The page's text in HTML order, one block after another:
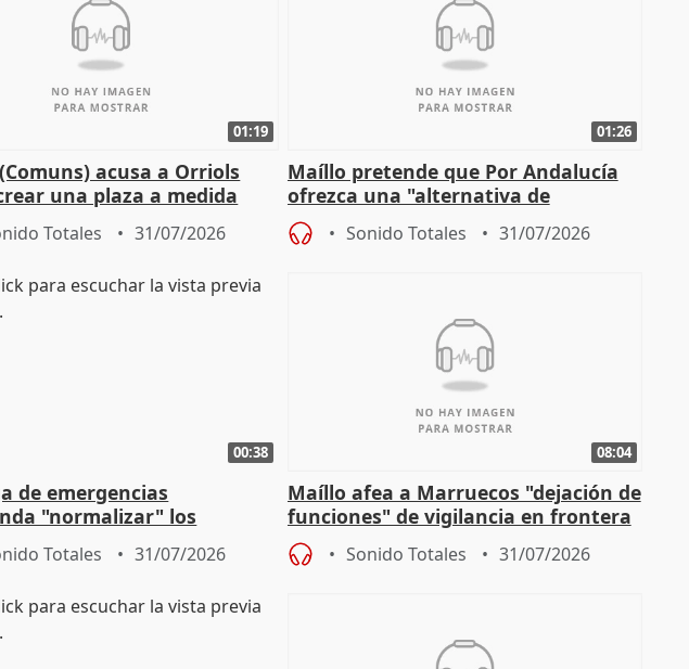
01:19
acusa a Orriols
una plaza a medida
en Ripoll (Girona)
Totales 31/07/2026
01:26
Maíllo pretende que Por Andalucía
ofrezca una "alternativa de
gobierno" con su labor de oposición
Sonido Totales 31/07/2026
00:38
de emergencias
"normalizar" los
tras sufrir un incendio
Totales 31/07/2026
08:04
Maíllo afea a Marruecos "dejación de
funciones" de vigilancia en frontera
con Ceuta
Sonido Totales 31/07/2026